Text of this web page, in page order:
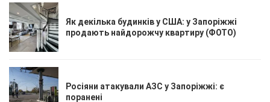
Як декілька будинків у США: у Запоріжжі
продають найдорожчу квартиру (ФОТО)
Росіяни атакували АЗС у Запоріжжі: є
поранені